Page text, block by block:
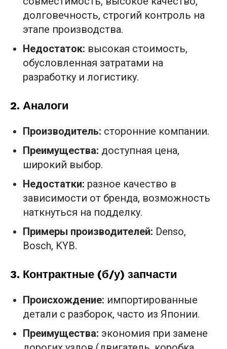
долговечность, строгий контроль на
этапе производства.
Недостаток: высокая стоимость,
обусловленная затратами на
разработку и логистику.
2. Аналоги
Производитель: сторонние компании.
Преимущества: доступная цена,
широкий выбор.
Недостатки: разное качество в
зависимости от бренда, возможность
наткнуться на подделку.
Примеры производителей: Denso,
Bosch, KYB.
3. Контрактные (б/у) запчасти
Происхождение: импортированные
детали с разборок, часто из Японии.
Преимущества: экономия при замене